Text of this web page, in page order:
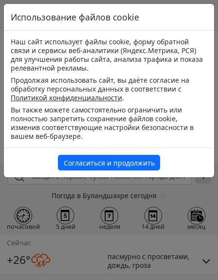
Погода в Буландшахре сегодня
почасовой 5 дней неделя 14 дней месяц
Сейчас
+26°
пасмурно с просветами,
дождь, гроза
Использование файлов cookie
Наш сайт использует файлы cookie, форму обратной
связи и сервисы веб-аналитики (Яндекс.Метрика, РСЯ)
для улучшения работы сайта, анализа трафика и показа
релевантной рекламы.
Продолжая использовать сайт, вы даёте согласие на
обработку персональных данных в соответствии с
Политикой конфиденциальности.
Вы также можете самостоятельно ограничить или
полностью запретить сохранение файлов cookie,
изменив соответствующие настройки безопасности в
вашем веб-браузере.
Согласиться и продолжить